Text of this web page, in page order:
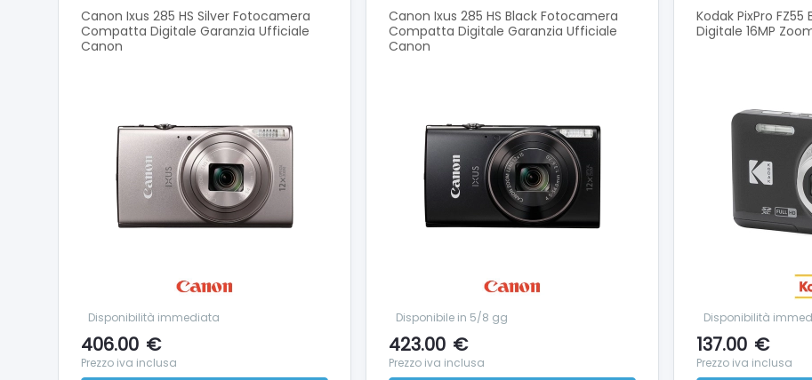
Schermo LCD da 3,0".
Questo LCD da 3,0" con una risoluzione di 460.000 pixel consente una
Sono disponibili le modalità automatica, programma, manuale,
scena dedicate per scenari come fuochi d'artificio, spiaggia, neve e altro
Intervallo ISO 80-3200
Una gamma ISO fino a 3200 offre un'accurata riproduzione dei colori e
scarsa illuminazione.
Modalità panoramica
fotocamera sulla scena.
Trasferisci in modalità wireless le immagini dalla fotocamera con le
Canon Ixus 285 HS Silver Fotocamera
Compatta Digitale Garanzia Ufficiale
Canon
Disponibilità immediata
406.00 €
Prezzo iva inclusa
Canon Ixus 285 HS Black Fotocamera
Compatta Digitale Garanzia Ufficiale
Canon
Disponibile in 5/8 gg
423.00 €
Prezzo iva inclusa
Kodak PixPro
Digitale 16MP
Disponibilità
137.00 €
Prezzo iva inclusa